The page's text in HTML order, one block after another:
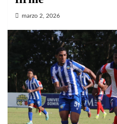
marzo 2, 2026